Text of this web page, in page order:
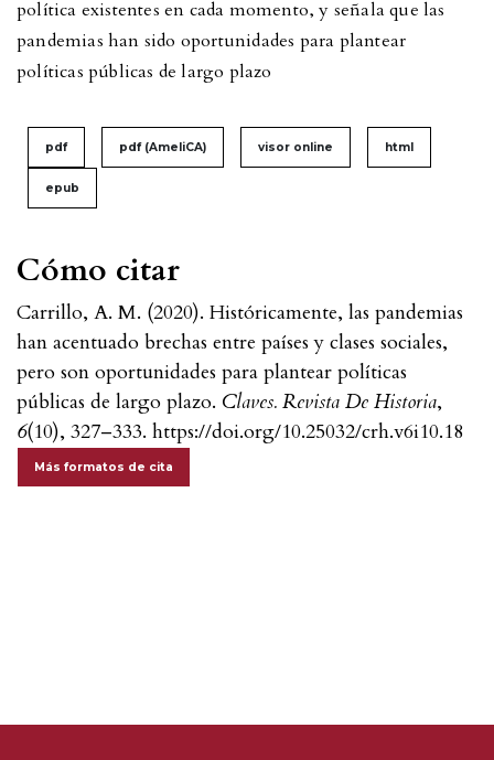
Cómo citar
Carrillo, A. M. (2020). Históricamente, las pandemias
han acentuado brechas entre países y clases sociales,
pero son oportunidades para plantear políticas
públicas de largo plazo. Claves. Revista De Historia,
6(10), 327–333. https://doi.org/10.25032/crh.v6i10.18
Más formatos de cita
política existentes en cada momento, y señala que las
pandemias han sido oportunidades para plantear
políticas públicas de largo plazo
pdf pdf (AmeliCA) visor online html
epub